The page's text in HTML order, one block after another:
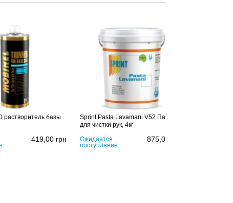
растворитель базы
419,00 грн
Sprint Pasta Lavamani V52 Паста
для чистки рук, 4кг
Ожидается
поступление
875,00